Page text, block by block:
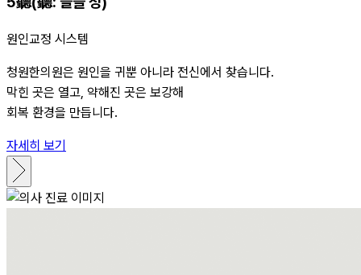
원인교정 시스템
청원한의원은 원인을 귀뿐 아니라 전신에서 찾습니다.
막힌 곳은 열고, 약해진 곳은 보강해
회복 환경을 만듭니다.
자세히 보기